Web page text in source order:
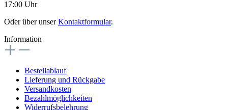
17:00 Uhr
Oder über unserKontaktformular.
Information
Bestellablauf
Lieferung und Rückgabe
Versandkosten
Bezahlmöglichkeiten
Widerrufsbelehrung